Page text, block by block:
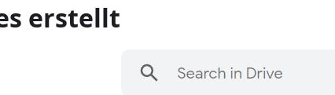
erstellt